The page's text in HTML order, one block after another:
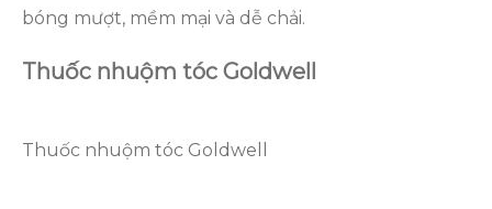
bóng mượt, mềm mại và dễ chải.
Thuốc nhuộm tóc Goldwell
Thuốc nhuộm tóc Goldwell